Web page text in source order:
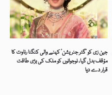
جین زی کو ’گٹر جنریشن‘ کہنے والی کنگنا رناوت کا
مؤقف بدل گیا، نوجوانوں کو ملک کی بڑی طاقت
قرار دے دیا